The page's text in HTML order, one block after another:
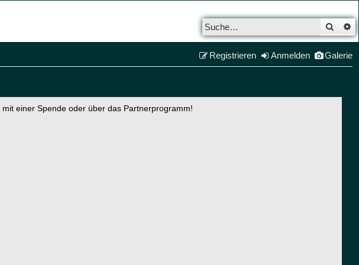
Galerie
Anmelden
Registrieren
mit einer Spende oder über das Partnerprogramm!